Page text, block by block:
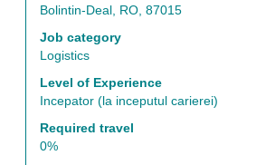
Bolintin-Deal, RO, 87015
Job category
Logistics
Level of Experience
Incepator (la inceputul carierei)
Required travel
0%